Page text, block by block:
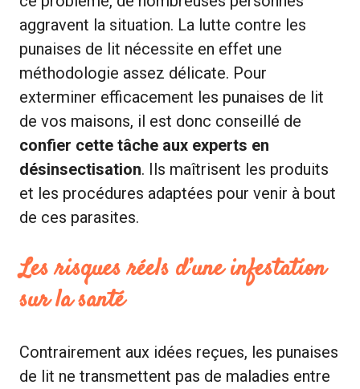
aggravent la situation. La lutte contre les
punaises de lit nécessite en effet une
méthodologie assez délicate. Pour
exterminer efficacement les punaises de lit
de vos maisons, il est donc conseillé de
confier cette tâche aux experts en
désinsectisation. Ils maîtrisent les produits
et les procédures adaptées pour venir à bout
de ces parasites.
Les risques réels d’une infestation
sur la santé
Contrairement aux idées reçues, les punaises
de lit ne transmettent pas de maladies entre